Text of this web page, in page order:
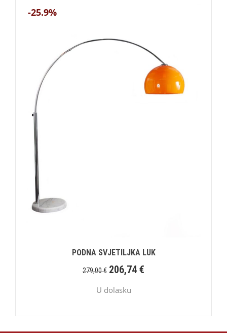
-25.9%
PODNA SVJETILJKA LUK
279,00€ 206,74 €
U dolasku